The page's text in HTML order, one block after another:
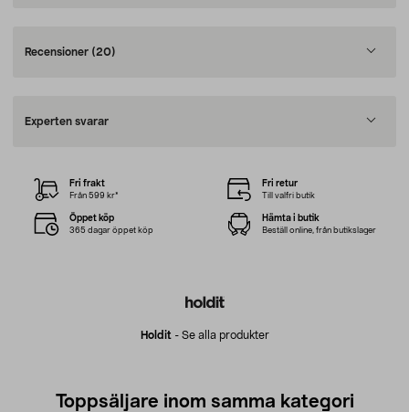
Recensioner (20)
Experten svarar
Holdit - Se alla produkter
Fri frakt
Från 599 kr*
Fri retur
Till valfri butik
Öppet köp
365 dagar öppet köp
Hämta i butik
Beställ online, från butikslager
Toppsäljare inom samma kategori